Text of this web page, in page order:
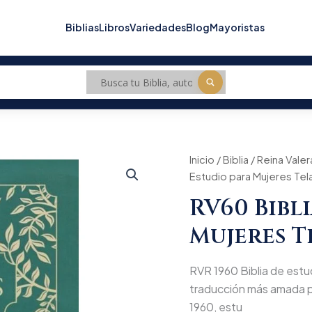
BibliasLibrosVariedadesBlogMayoristas
Inicio /Biblia /Reina
Estudio para Mujeres
RV60
Mujeres
RVR 1960 Biblia de
traducción más amada
1960, estu
RV60
Biblia
Estudio
para
Mujeres
Tela
cantidad